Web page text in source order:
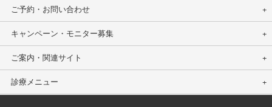
ご予約・お問い合わせ
キャンペーン・モニター募集
ご案内・関連サイト
診療メニュー